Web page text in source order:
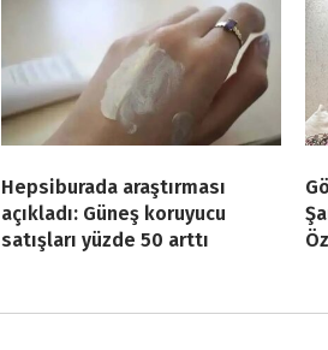
Hepsiburada araştırması
açıkladı: Güneş koruyucu
satışları yüzde 50 arttı